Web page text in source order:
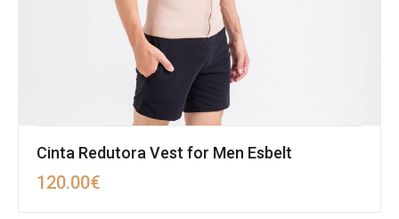
Cinta Redutora Vest for Men Esbelt
120.00€